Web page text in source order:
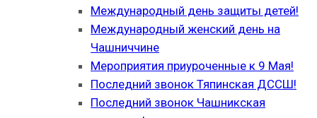
Международный день защиты детей!
Международный женский день на
Чашниччине
Мероприятия приуроченные к 9 Мая!
Последний звонок Тяпинская ДССШ!
Последний звонок Чашникская